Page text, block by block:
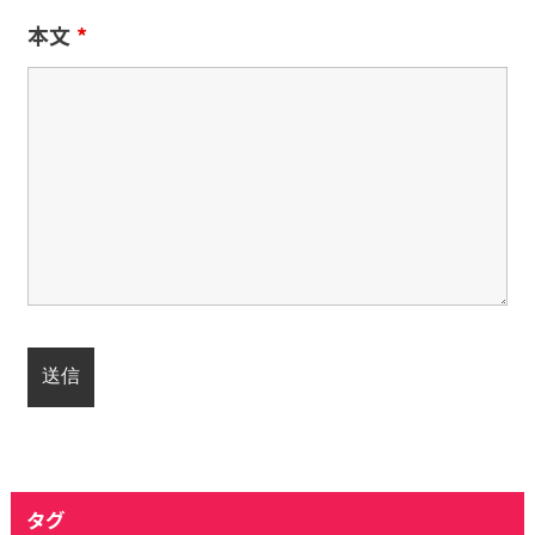
本文 *
タグ